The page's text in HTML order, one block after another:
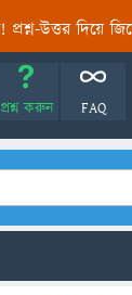
উত্তর দিয়ে
প্রশ্ন করুন FAQ